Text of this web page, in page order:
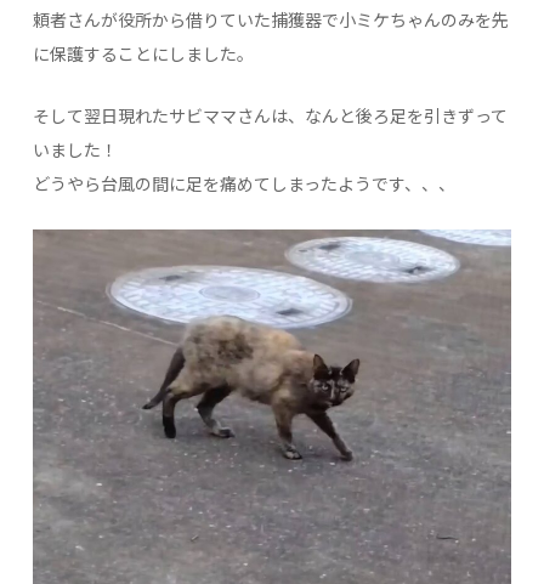
頼者さんが役所から借りていた捕獲器で小ミケちゃんのみを先
に保護することにしました。
そして翌日現れたサビママさんは、なんと後ろ足を引きずって
いました！
どうやら台風の間に足を痛めてしまったようです、、、